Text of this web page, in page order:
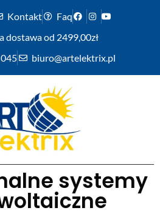
Kontakt
Faq
dostawa od 2499,00zł
biuro@artelektrix.pl
systemy